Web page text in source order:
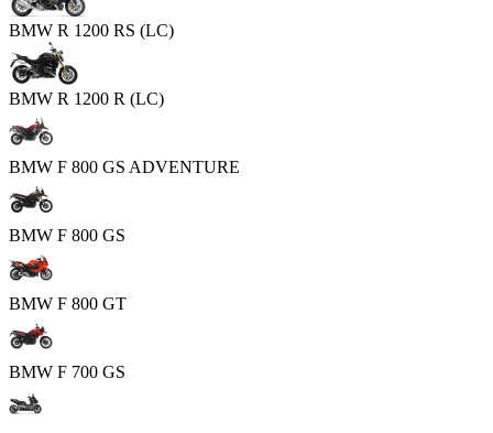
BMW R 1200 RS (LC)
BMW R 1200 R (LC)
BMW F 800 GS ADVENTURE
BMW F 800 GS
BMW F 800 GT
BMW F 700 GS